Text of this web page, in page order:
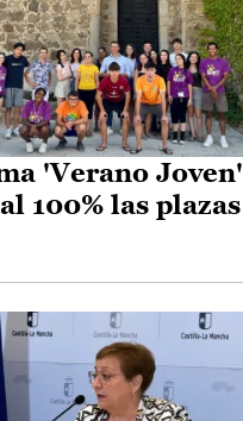
'Verano Joven'
100% las plazas